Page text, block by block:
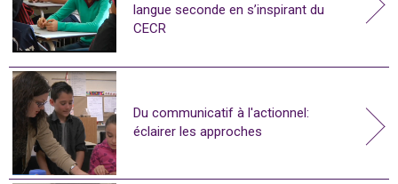
langue seconde en s’inspirant du
CECR
Du communicatif à l'actionnel:
éclairer les approches